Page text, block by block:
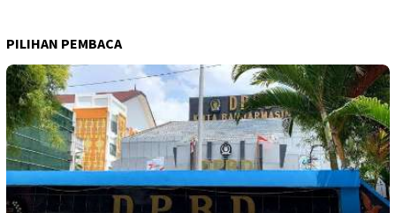
PILIHAN PEMBACA